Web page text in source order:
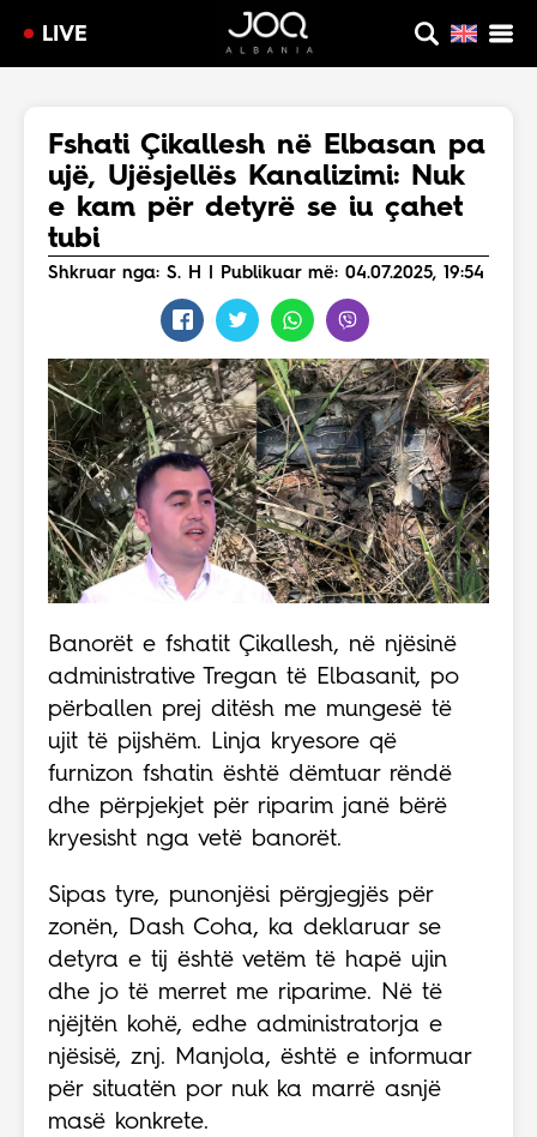
LIVE
Fshati Çikallesh në Elbasan pa
ujë, Ujësjellës Kanalizimi: Nuk
e kam për detyrë se iu çahet
tubi
Shkruar nga: S. H | Publikuar më: 04.07.2025, 19:54
Banorët e fshatit Çikallesh, në njësinë
administrative Tregan të Elbasanit, po
përballen prej ditësh me mungesë të
ujit të pijshëm. Linja kryesore që
furnizon fshatin është dëmtuar rëndë
dhe përpjekjet për riparim janë bërë
kryesisht nga vetë banorët.
Sipas tyre, punonjësi përgjegjës për
zonën, Dash Coha, ka deklaruar se
detyra e tij është vetëm të hapë ujin
dhe jo të merret me riparime. Në të
njëjtën kohë, edhe administratorja e
njësisë, znj. Manjola, është e informuar
për situatën por nuk ka marrë asnjë
masë konkrete.